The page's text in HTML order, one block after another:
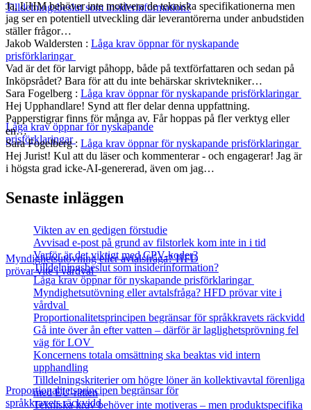
Tilldelningsbeslut som insiderinformation?
Låga krav öppnar för nyskapande
prisförklaringar
Myndighetsutövning eller avtalsfråga? HFD
prövar vite i vårdval
Proportionalitetsprincipen begränsar för
språkkravets räckvidd
Ja, UHM behöver inte motivera de tekniska specifikationerna men
jag ser en potentiell utveckling där leverantörerna under anbudstiden
ställer frågor…
Jakob Waldersten : Låga krav öppnar för nyskapande
prisförklaringar
Vad är det för larvigt påhopp, både på textförfattaren och sedan på
Inköpsrådet? Bara för att du inte behärskar skrivtekniker…
Sara Fogelberg : Låga krav öppnar för nyskapande prisförklaringar
Hej Upphandlare! Synd att fler delar denna uppfattning.
Papperstigrar finns för många av. Får hoppas på fler verktyg eller
en…
Sara Fogelberg: Låga krav öppnar för nyskapande prisförklaringar
Hej Jurist! Kul att du läser och kommenterar - och engagerar! Jag är
i högsta grad icke-AI-genererad, även om jag…
Senaste inläggen
Vikten av en gedigen förstudie
Avvisad e-post på grund av filstorlek kom inte in i tid
Varför är det viktigt med CPV-koder?
Tilldelningsbeslut som insiderinformation?
Låga krav öppnar för nyskapande prisförklaringar
Myndighetsutövning eller avtalsfråga? HFD prövar vite i
vårdval
Proportionalitetsprincipen begränsar för språkkravets räckvidd
Gå inte över ån efter vatten – därför är laglighetsprövning fel
väg för LOV
Koncernens totala omsättning ska beaktas vid intern
upphandling
Tilldelningskriterier om högre löner än kollektivavtal förenliga
med EU‑rätten
Tekniska krav behöver inte motiveras – men produktspecifika